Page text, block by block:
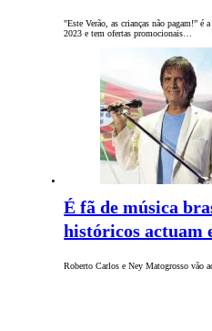
"Este Verão, as crianças não pagam!” é
2023 e tem ofertas promocionais…
É fã de música
históricos actuam
Roberto Carlos e Ney Matogrosso vão